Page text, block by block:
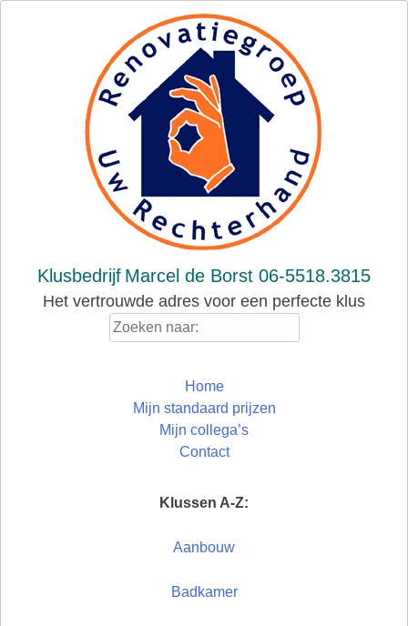
Klusbedrijf Marcel de Borst 06-5518.3815
Het vertrouwde adres voor een perfecte klus
Home
Mijn standaard prijzen
Mijn collega’s
Contact
Klussen A-Z:
Aanbouw
Badkamer